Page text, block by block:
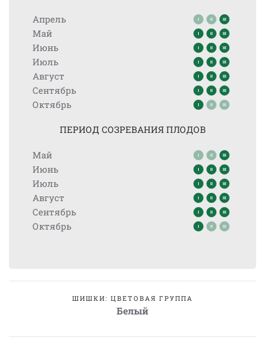
Апрель
Май
Июнь
Июль
Август
Сентябрь
Октябрь
ПЕРИОД СОЗРЕВАНИЯ ПЛОДОВ
Май
Июнь
Июль
Август
Сентябрь
Октябрь
ШИШКИ: ЦВЕТОВАЯ ГРУППА
Белый